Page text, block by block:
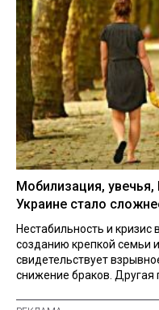
Мобилизация,
Украине стало
Нестабильность и кризис
созданию крепкой семьи
свидетельствует
снижение браков. Другая